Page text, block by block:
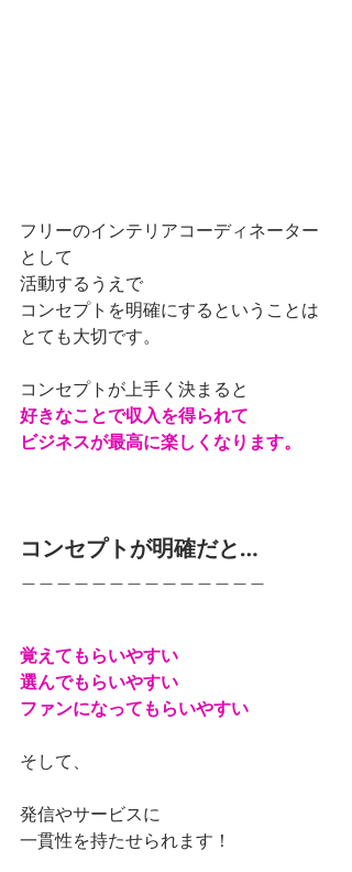
フリーのインテリアコーディネーター
として
活動するうえで
コンセプトを明確にするということは
とても大切です。
コンセプトが上手く決まると
好きなことで収入を得られて
ビジネスが最高に楽しくなります。
コンセプトが明確だと…
覚えてもらいやすい
選んでもらいやすい
ファンになってもらいやすい
そして、
発信やサービスに
一貫性を持たせられます！